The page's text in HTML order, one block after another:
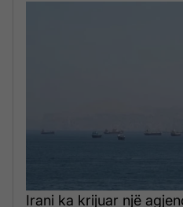
Irani ka krijuar një